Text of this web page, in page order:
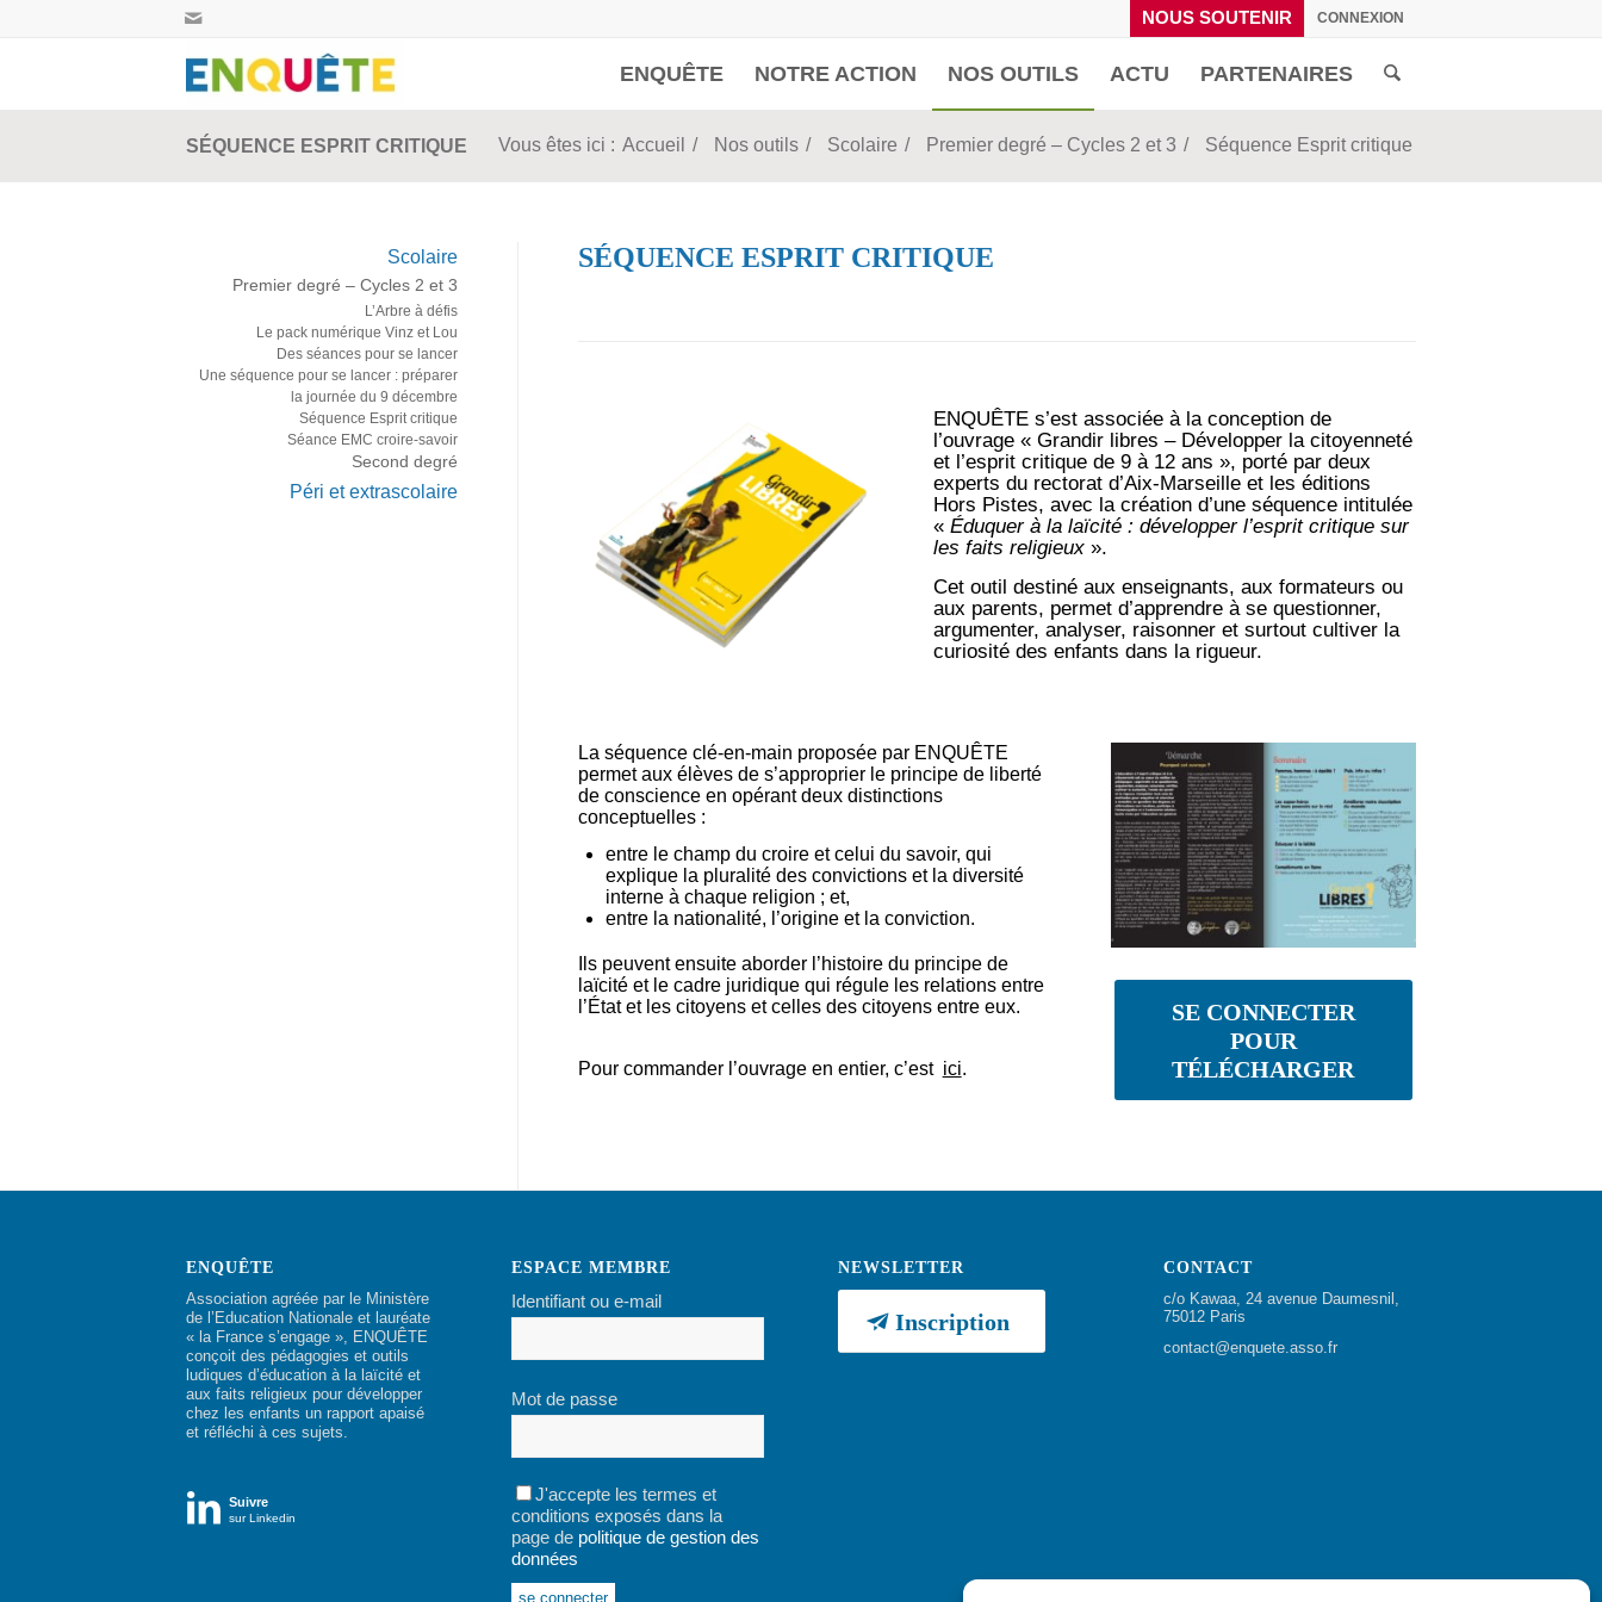
NOUS SOUTENIR CONNEXION
ENQUÊTE NOTRE ACTION NOS OUTILS ACTU PARTENAIRES
SÉQUENCE ESPRIT CRITIQUE Vous êtes ici : Accueil / Nos outils / Scolaire / Premier degré – Cycles 2 et 3 / Séquence Esprit critique
SÉQUENCE ESPRIT CRITIQUE
ENQUÊTE s’est associée à la conception de
l’ouvrage « Grandir libres – Développer la citoyenneté
et l’esprit critique de 9 à 12 ans », porté par deux
experts du rectorat d’Aix-Marseille et les éditions
Hors Pistes, avec la création d’une séquence intitulée
« Éduquer à la laïcité : développer l’esprit critique sur
les faits religieux».
Cet outil destiné aux enseignants, aux formateurs ou
aux parents, permet d’apprendre à se questionner,
argumenter, analyser, raisonner et surtout cultiver la
curiosité des enfants dans la rigueur.
La séquence clé-en-main proposée par ENQUÊTE
permet aux élèves de s’approprier le principe de liberté
de conscience en opérant deux distinctions
conceptuelles :
entre le champ du croire et celui du savoir, qui
explique la pluralité des convictions et la diversité
interne à chaque religion ; et,
entre la nationalité, l’origine et la conviction.
Ils peuvent ensuite aborder l’histoire du principe de
laïcité et le cadre juridique qui régule les relations entre
l’État et les citoyens et celles des citoyens entre eux.
Pour commander l’ouvrage en entier, c’est ici.
SE CONNECTER
POUR
TÉLÉCHARGER
Scolaire
Premier degré – Cycles 2 et 3
L’Arbre à défis
Le pack numérique Vinz et Lou
Des séances pour se lancer
Une séquence pour se lancer : préparer
la journée du 9 décembre
Séquence Esprit critique
Séance EMC croire-savoir
Second degré
Péri et extrascolaire
ENQUÊTE
Association agréée par le Ministère
de l’Education Nationale et lauréate
« la France s’engage », ENQUÊTE
conçoit des pédagogies et outils
ludiques d’éducation à la laïcité et
aux faits religieux pour développer
chez les enfants un rapport apaisé
et réfléchi à ces sujets.
 Suivre
sur Linkedin
ESPACE MEMBRE
Identifiant ou e-mail
Mot de passe
J'accepte les termes et
conditions exposés dans la
page de politique de gestion des
données
Alternative:
NEWSLETTER
Inscription
CONTACT
c/o Kawaa, 24 avenue Daumesnil,
75012 Paris
contact@enquete.asso.fr